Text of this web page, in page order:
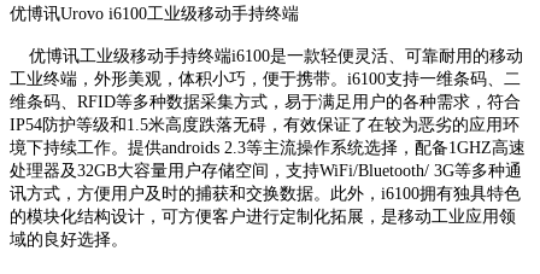
优博讯Urovo i6100工业级移动手持终端
优博讯工业级移动手持终端i6100是一款轻便灵活、可靠耐用的移动
工业终端，外形美观，体积小巧，便于携带。i6100支持一维条码、二
维条码、RFID等多种数据采集方式，易于满足用户的各种需求，符合
IP54防护等级和1.5米高度跌落无碍，有效保证了在较为恶劣的应用环
境下持续工作。提供androids 2.3等主流操作系统选择，配备1GHZ高速
处理器及32GB大容量用户存储空间，支持WiFi/Bluetooth/ 3G等多种通
讯方式，方便用户及时的捕获和交换数据。此外，i6100拥有独具特色
的模块化结构设计，可方便客户进行定制化拓展，是移动工业应用领
域的良好选择。